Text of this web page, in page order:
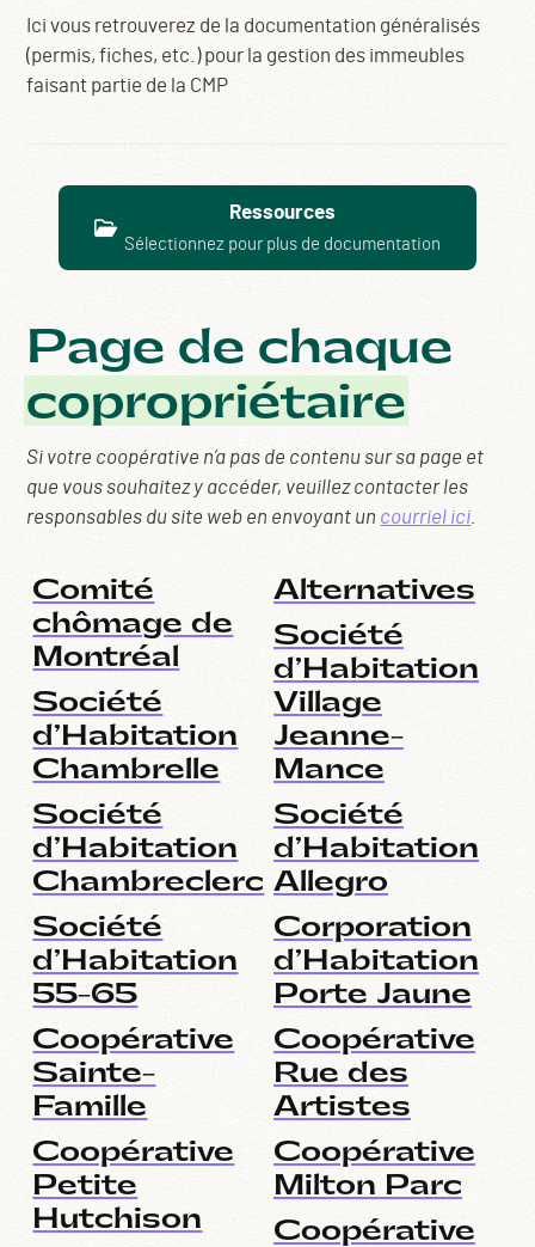
Ici vous retrouverez de la documentation généralisés
(permis, fiches, etc.) pour la gestion des immeubles
faisant partie de la CMP
Ressources
Sélectionnez pour plus de documentation
Page de chaque
copropriétaire
Si votre coopérative n’a pas de contenu sur sa page et
que vous souhaitez y accéder, veuillez contacter les
responsables du site web en envoyant un courriel ici
Comité
chômage de
Montréal
Alternatives
Société
d’Habitation
Village
Jeanne-
Mance
Société
d’Habitation
Chambrelle
Société
d’Habitation
Chambreclerc
Société
d’Habitation
Allegro
Société
d’Habitation
55-65
Corporation
d’Habitation
Porte Jaune
Coopérative
Sainte-
Famille
Coopérative
Rue des
Artistes
Coopérative
Petite
Hutchison
Coopérative
Milton Parc
Coopérative